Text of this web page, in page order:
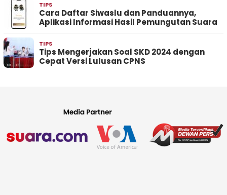
TIPS
Cara Daftar Siwaslu dan Panduannya,
Aplikasi Informasi Hasil Pemungutan Suara
TIPS
Tips Mengerjakan Soal SKD 2024 dengan
Cepat Versi Lulusan CPNS